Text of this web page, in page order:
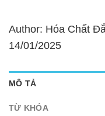
Author: Hóa Chất
14/01/2025
MÔ TẢ
TỪ KHÓA